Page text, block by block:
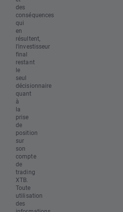
des
conséquences
qui
en
résultent,
l’investisseur
final
restant
le
seul
décisionnaire
quant
à
la
prise
de
position
sur
son
compte
de
trading
XTB.
Toute
utilisation
des